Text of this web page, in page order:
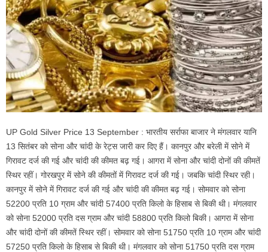
UP Gold Silver Price 13 September : भारतीय सर्राफा बाजार ने मंगलवार यानि
13 सितंबर को सोना और चांदी के रेट्स जारी कर दिए हैं। कानपुर और बरेली में सोने में
गिरावट दर्ज की गई और चांदी की कीमत बढ़ गई। आगरा में सोना और चांदी दोनों की कीमतें
स्थिर रहीं। गोरखपुर में सोने की कीमतों में गिरावट दर्ज की गई। जबकि चांदी स्थिर रही।
कानपुर में सोने में गिरावट दर्ज की गई और चांदी की कीमत बढ़ गई। सोमवार को सोना
52200 प्रति 10 ग्राम और चांदी 57400 प्रति किलो के हिसाब से बिकी थी। मंगलवार
को सोना 52000 प्रति दस ग्राम और चांदी 58800 प्रति किलो बिकी। आगरा में सोना
और चांदी दोनों की कीमतें स्थिर रहीं। सोमवार को सोना 51750 प्रति 10 ग्राम और चांदी
57250 प्रति किलो के हिसाब से बिकी थी। मंगलवार को सोना 51750 प्रति दस ग्राम